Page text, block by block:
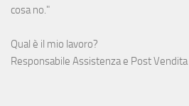
cosa no."
Qual è il mio lavoro?
Responsabile Assistenza e Post Vendita